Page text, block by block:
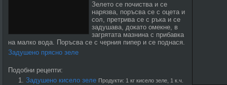
Зелето се почиства и се
нарязва, поръсва се с оцета и
сол, претрива се с ръка и се
задушава, докато омекне, в
загрятата мазнина с прибавка
на малко вода. Поръсва се с черния пипер и се поднася.
Задушено прясно зеле
Подобни рецепти:
Задушено кисело зеле Продукти: 1 кг кисело зеле, 1 к.ч.